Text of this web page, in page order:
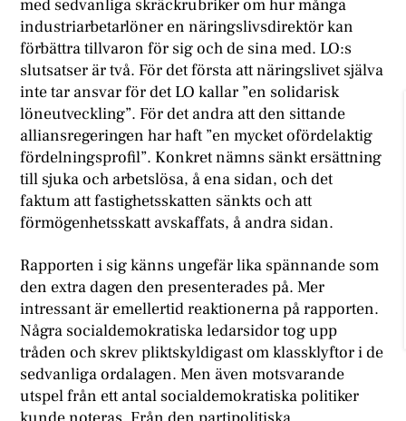
med sedvanliga skräckrubriker om hur många
industriarbetarlöner en näringslivsdirektör kan
förbättra tillvaron för sig och de sina med. LO:s
slutsatser är två. För det första att näringslivet själva
inte tar ansvar för det LO kallar ”en solidarisk
löneutveckling”. För det andra att den sittande
alliansregeringen har haft ”en mycket ofördelaktig
fördelningsprofil”. Konkret nämns sänkt ersättning
till sjuka och arbetslösa, å ena sidan, och det
faktum att fastighetsskatten sänkts och att
förmögenhetsskatt avskaffats, å andra sidan.
Rapporten i sig känns ungefär lika spännande som
den extra dagen den presenterades på. Mer
intressant är emellertid reaktionerna på rapporten.
Några socialdemokratiska ledarsidor tog upp
tråden och skrev pliktskyldigast om klassklyftor i de
sedvanliga ordalagen. Men även motsvarande
utspel från ett antal socialdemokratiska politiker